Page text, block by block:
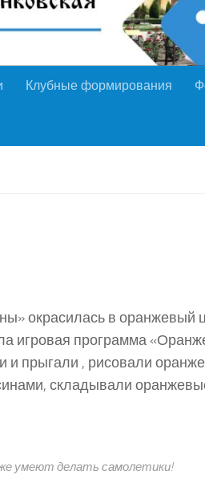
Клубные формирования
окрасилась в оранжевый
игровая программа
прыгали , рисовали
складывали
умеют делать самолетики!